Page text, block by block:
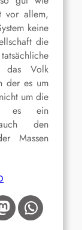
vor allem,
keine
die
das Volk
der es um
um die
es ein
den
Massen